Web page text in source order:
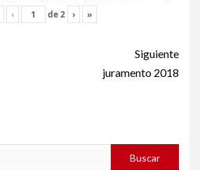
‹ de2 › »
Siguiente
juramento 2018